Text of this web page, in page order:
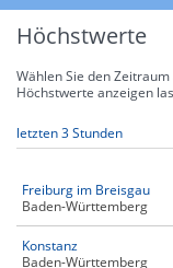
Höchstwerte
Wählen Sie den
Höchstwerte anzeigen
Freiburg im Breisgau
Baden-Württemberg
Konstanz
Baden-Württemberg